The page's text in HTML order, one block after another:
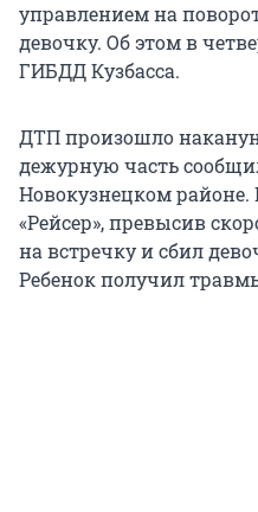
управлением на
девочку. Об этом в
ГИБДД Кузбасса.
ДТП произошло
дежурную часть
Новокузнецком районе.
«Рейсер», превысив
на встречку и сбил
Ребенок получил